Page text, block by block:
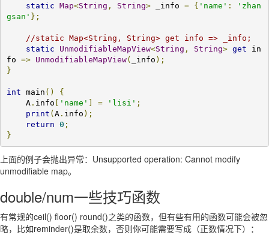
static Map<String , String> _info = { 'name' :
'zhan
gsan' };
//static Map<String, String> get info => _info;
static
UnmodifiableMapView<String , String> get in
fo => UnmodifiableMapView( _info );
}
int main ()
{
    A
. info [ 'name' ] = 'lisi' ;
print (A. info );
return 0 ;
}
上面的例子会抛出异常：Unsupported operation: Cannot modify
unmodifiable map。
double/num一些技巧函数
有常规的ceil() floor() round()之类的函数，但有些有用的函数可能会被忽
略，比如reminder()是取余数，否则你可能需要写成（正数情况下）：